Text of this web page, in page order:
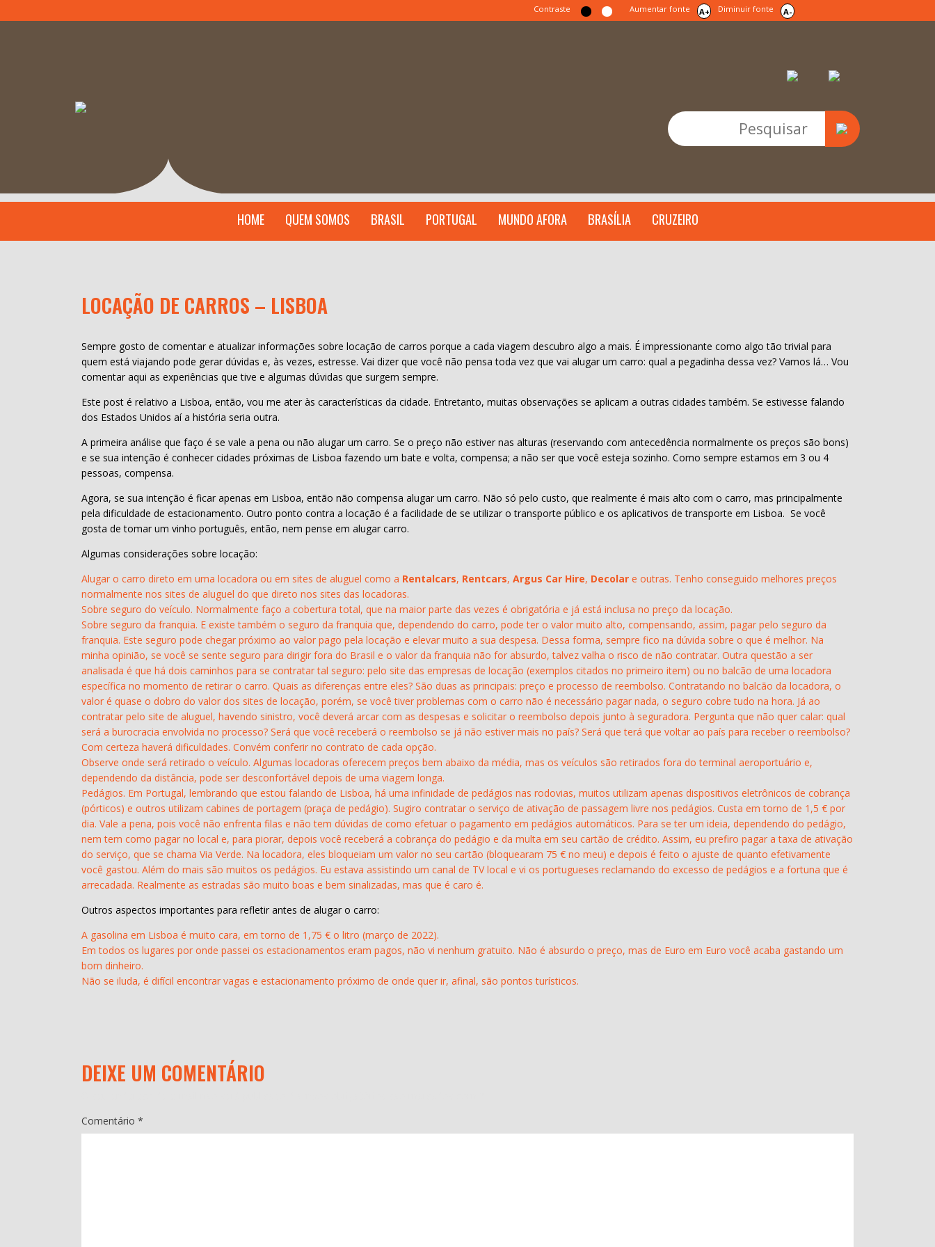
Contraste Aumentar fonte A+ Diminuir fonte A-
HOME QUEM SOMOS BRASIL PORTUGAL MUNDO AFORA BRASÍLIA CRUZEIRO
LOCAÇÃO DE CARROS – LISBOA
Sempre gosto de comentar e atualizar informações sobre locação de carros porque a cada viagem descubro algo a mais. É impressionante como algo tão trivial para
quem está viajando pode gerar dúvidas e, às vezes, estresse. Vai dizer que você não pensa toda vez que vai alugar um carro: qual a pegadinha dessa vez? Vamos lá… Vou
comentar aqui as experiências que tive e algumas dúvidas que surgem sempre.
Este post é relativo a Lisboa, então, vou me ater às características da cidade. Entretanto, muitas observações se aplicam a outras cidades também. Se estivesse falando
dos Estados Unidos aí a história seria outra.
A primeira análise que faço é se vale a pena ou não alugar um carro. Se o preço não estiver nas alturas (reservando com antecedência normalmente os preços são bons)
e se sua intenção é conhecer cidades próximas de Lisboa fazendo um bate e volta, compensa; a não ser que você esteja sozinho. Como sempre estamos em 3 ou 4
pessoas, compensa.
Agora, se sua intenção é ficar apenas em Lisboa, então não compensa alugar um carro. Não só pelo custo, que realmente é mais alto com o carro, mas principalmente
pela dificuldade de estacionamento. Outro ponto contra a locação é a facilidade de se utilizar o transporte público e os aplicativos de transporte em Lisboa. Se você
gosta de tomar um vinho português, então, nem pense em alugar carro.
Algumas considerações sobre locação:
Alugar o carro direto em uma locadora ou em sites de aluguel como a Rentalcars, Rentcars, Argus Car Hire, Decolar e outras. Tenho conseguido melhores preços
normalmente nos sites de aluguel do que direto nos sites das locadoras.
Sobre seguro do veículo. Normalmente faço a cobertura total, que na maior parte das vezes é obrigatória e já está inclusa no preço da locação.
Sobre seguro da franquia. E existe também o seguro da franquia que, dependendo do carro, pode ter o valor muito alto, compensando, assim, pagar pelo seguro da
franquia. Este seguro pode chegar próximo ao valor pago pela locação e elevar muito a sua despesa. Dessa forma, sempre fico na dúvida sobre o que é melhor. Na
minha opinião, se você se sente seguro para dirigir fora do Brasil e o valor da franquia não for absurdo, talvez valha o risco de não contratar. Outra questão a ser
analisada é que há dois caminhos para se contratar tal seguro: pelo site das empresas de locação (exemplos citados no primeiro item) ou no balcão de uma locadora
específica no momento de retirar o carro. Quais as diferenças entre eles? São duas as principais: preço e processo de reembolso. Contratando no balcão da locadora, o
valor é quase o dobro do valor dos sites de locação, porém, se você tiver problemas com o carro não é necessário pagar nada, o seguro cobre tudo na hora. Já ao
contratar pelo site de aluguel, havendo sinistro, você deverá arcar com as despesas e solicitar o reembolso depois junto à seguradora. Pergunta que não quer calar: qual
será a burocracia envolvida no processo? Será que você receberá o reembolso se já não estiver mais no país? Será que terá que voltar ao país para receber o reembolso?
Com certeza haverá dificuldades. Convém conferir no contrato de cada opção.
Observe onde será retirado o veículo. Algumas locadoras oferecem preços bem abaixo da média, mas os veículos são retirados fora do terminal aeroportuário e,
dependendo da distância, pode ser desconfortável depois de uma viagem longa.
Pedágios. Em Portugal, lembrando que estou falando de Lisboa, há uma infinidade de pedágios nas rodovias, muitos utilizam apenas dispositivos eletrônicos de cobrança
(pórticos) e outros utilizam cabines de portagem (praça de pedágio). Sugiro contratar o serviço de ativação de passagem livre nos pedágios. Custa em torno de 1,5 € por
dia. Vale a pena, pois você não enfrenta filas e não tem dúvidas de como efetuar o pagamento em pedágios automáticos. Para se ter um ideia, dependendo do pedágio,
nem tem como pagar no local e, para piorar, depois você receberá a cobrança do pedágio e da multa em seu cartão de crédito. Assim, eu prefiro pagar a taxa de ativação
do serviço, que se chama Via Verde. Na locadora, eles bloqueiam um valor no seu cartão (bloquearam 75 € no meu) e depois é feito o ajuste de quanto efetivamente
você gastou. Além do mais são muitos os pedágios. Eu estava assistindo um canal de TV local e vi os portugueses reclamando do excesso de pedágios e a fortuna que é
arrecadada. Realmente as estradas são muito boas e bem sinalizadas, mas que é caro é.
Outros aspectos importantes para refletir antes de alugar o carro:
A gasolina em Lisboa é muito cara, em torno de 1,75 € o litro (março de 2022).
Em todos os lugares por onde passei os estacionamentos eram pagos, não vi nenhum gratuito. Não é absurdo o preço, mas de Euro em Euro você acaba gastando um
bom dinheiro.
Não se iluda, é difícil encontrar vagas e estacionamento próximo de onde quer ir, afinal, são pontos turísticos.
DEIXE UM COMENTÁRIO
Comentário *